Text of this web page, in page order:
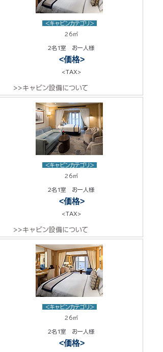
<キャビンカテゴリ>
26㎡
2名1室 お一人様
<価格>
<TAX>
>>キャビン設備について
<キャビンカテゴリ>
26㎡
2名1室 お一人様
<価格>
<TAX>
>>キャビン設備について
<キャビンカテゴリ>
26㎡
2名1室 お一人様
<価格>